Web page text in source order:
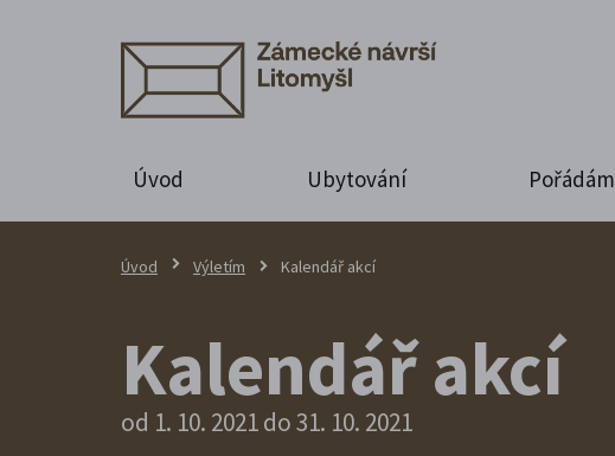
Úvod Ubytování Pořádám
Úvod Výletím Kalendář akcí
Kalendář akcí
od 1. 10. 2021 do 31. 10. 2021